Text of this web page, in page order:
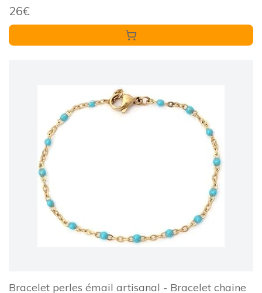
Cadeau pour Femmes
26€
Bracelet perles émail artisanal - Bracelet chaine